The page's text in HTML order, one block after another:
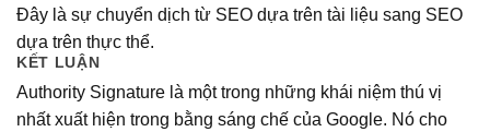
Đây là sự chuyển dịch từ SEO dựa trên tài liệu sang SEO
dựa trên thực thể.
KẾT LUẬN
Authority Signature là một trong những khái niệm thú vị
nhất xuất hiện trong bằng sáng chế của Google. Nó cho